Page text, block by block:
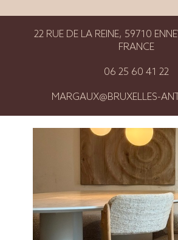
22 RUE DE LA REINE, 59710
FRANCE
06 25 60 41 22
MARGAUX@BRUXELLES-